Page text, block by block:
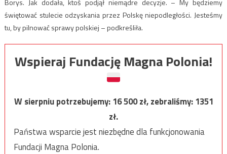
Borys. Jak dodała, ktoś podjął niemądre decyzje. – My będziemy
świętować stulecie odzyskania przez Polskę niepodległości. Jesteśmy
tu, by pilnować sprawy polskiej – podkreśliła.
Wspieraj Fundację Magna Polonia!
W sierpniu potrzebujemy:16 500zł, zebraliśmy:1351
zł.
Państwa wsparcie jest niezbędne dla funkcjonowania
Fundacji Magna Polonia.